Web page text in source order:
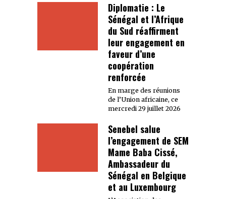
Diplomatie : Le
Sénégal et l’Afrique
du Sud réaffirment
leur engagement en
faveur d’une
coopération
renforcée
En marge des réunions
de l’Union africaine, ce
mercredi 29 juillet 2026
Senebel salue
l’engagement de SEM
Mame Baba Cissé,
Ambassadeur du
Sénégal en Belgique
et au Luxembourg